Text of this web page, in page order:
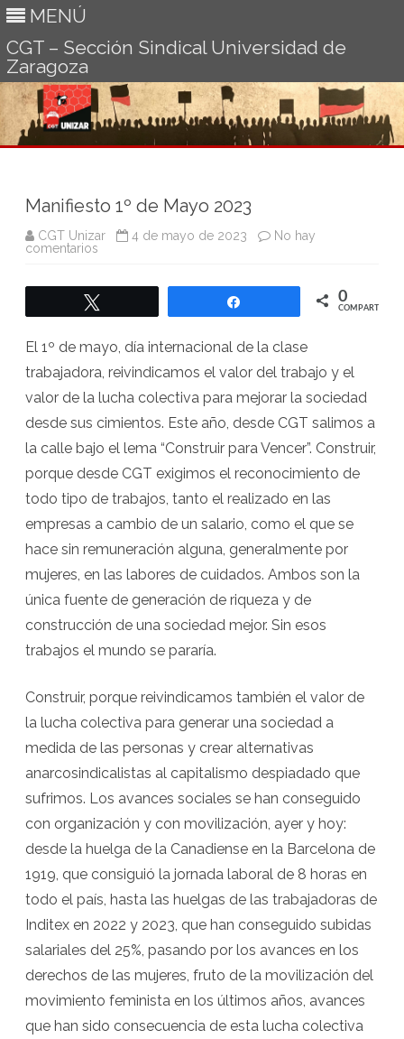
MENÚ
CGT – Sección Sindical Universidad de
Zaragoza
Manifiesto 1º de Mayo 2023
CGT Unizar 4 de mayo de 2023
No hay
comentarios
de
Mayo
2023
0
COMPARTIR
El 1º de mayo, día internacional de la clase
trabajadora, reivindicamos el valor del trabajo y el
valor de la lucha colectiva para mejorar la sociedad
desde sus cimientos. Este año, desde CGT salimos a
la calle bajo el lema “Construir para Vencer”. Construir,
porque desde CGT exigimos el reconocimiento de
todo tipo de trabajos, tanto el realizado en las
empresas a cambio de un salario, como el que se
hace sin remuneración alguna, generalmente por
mujeres, en las labores de cuidados. Ambos son la
única fuente de generación de riqueza y de
construcción de una sociedad mejor. Sin esos
trabajos el mundo se pararía.
Construir, porque reivindicamos también el valor de
la lucha colectiva para generar una sociedad a
medida de las personas y crear alternativas
anarcosindicalistas al capitalismo despiadado que
sufrimos. Los avances sociales se han conseguido
con organización y con movilización, ayer y hoy:
desde la huelga de la Canadiense en la Barcelona de
1919, que consiguió la jornada laboral de 8 horas en
todo el país, hasta las huelgas de las trabajadoras de
Inditex en 2022 y 2023, que han conseguido subidas
salariales del 25%, pasando por los avances en los
derechos de las mujeres, fruto de la movilización del
movimiento feminista en los últimos años, avances
que han sido consecuencia de esta lucha colectiva